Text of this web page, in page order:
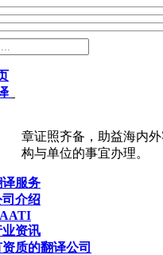
章证照齐备，助益海内
构与单位的事宜办理。
译服务
司介绍
业资讯
质的翻译公司